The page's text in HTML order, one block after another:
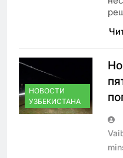
НОВОСТИ
УЗБЕКИСТАНА